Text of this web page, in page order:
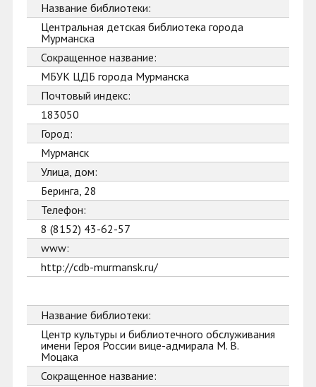
Название библиотеки:
Центральная детская библиотека города
Мурманска
Сокращенное название:
МБУК ЦДБ города Мурманска
Почтовый индекс:
183050
Город:
Мурманск
Улица, дом:
Беринга, 28
Телефон:
8 (8152) 43-62-57
www:
http://cdb-murmansk.ru/
Название библиотеки:
Центр культуры и библиотечного обслуживания
имени Героя России вице-адмирала М. В.
Моцака
Сокращенное название: